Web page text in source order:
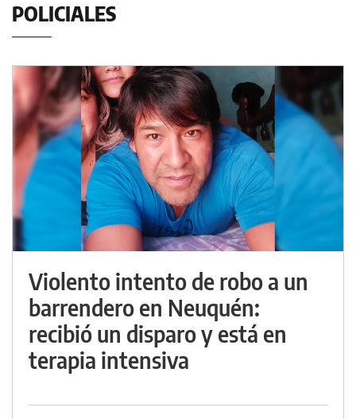
POLICIALES
Violento intento de robo a un
barrendero en Neuquén:
recibió un disparo y está en
terapia intensiva